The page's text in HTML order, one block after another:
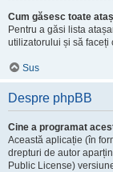
Cum găsesc toate
Pentru a găsi lista
utilizatorului și să faceți
Sus
Despre phpBB
Cine a programat
Această aplicație (în
drepturi de autor
Public License)